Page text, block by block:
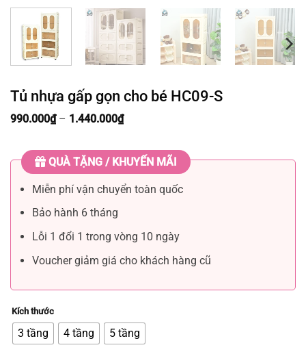
Tủ nhựa gấp gọn cho bé HC09-S
990.000₫ – 1.440.000₫Khoảng
giá:
990.000₫
đến
1.440.000₫
QUÀ TẶNG / KHUYẾN MÃI
Miễn phí vận chuyển toàn quốc
Bảo hành 6 tháng
Lỗi 1 đổi 1 trong vòng 10 ngày
Voucher giảm giá cho khách hàng cũ
Kích thước
3 tầng 4 tầng 5 tầng